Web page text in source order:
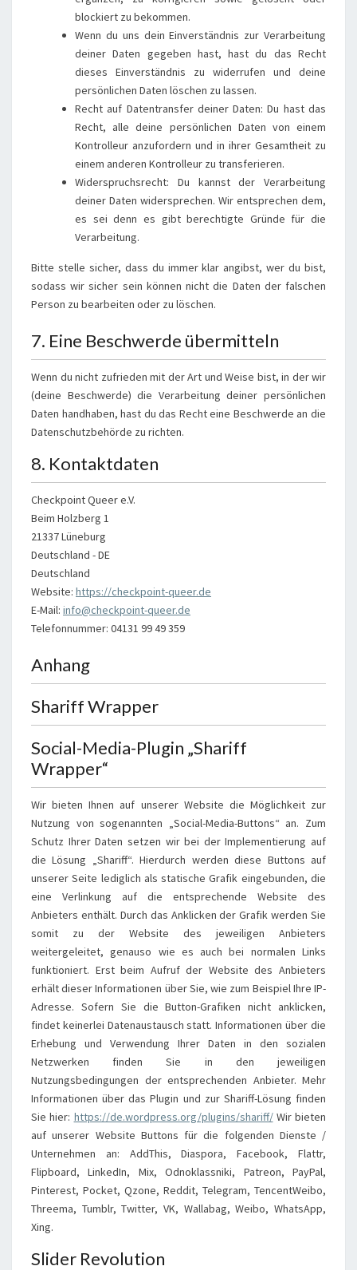
blockiert zu bekommen.
Wenn du uns dein Einverständnis zur Verarbeitung
deiner Daten gegeben hast, hast du das Recht
dieses Einverständnis zu widerrufen und deine
persönlichen Daten löschen zu lassen.
Recht auf Datentransfer deiner Daten: Du hast das
Recht, alle deine persönlichen Daten von einem
Kontrolleur anzufordern und in ihrer Gesamtheit zu
einem anderen Kontrolleur zu transferieren.
Widerspruchsrecht: Du kannst der Verarbeitung
deiner Daten widersprechen. Wir entsprechen dem,
es sei denn es gibt berechtigte Gründe für die
Verarbeitung.
Bitte stelle sicher, dass du immer klar angibst, wer du bist,
sodass wir sicher sein können nicht die Daten der falschen
Person zu bearbeiten oder zu löschen.
7. Eine Beschwerde übermitteln
Wenn du nicht zufrieden mit der Art und Weise bist, in der wir
(deine Beschwerde) die Verarbeitung deiner persönlichen
Daten handhaben, hast du das Recht eine Beschwerde an die
Datenschutzbehörde zu richten.
8. Kontaktdaten
Checkpoint Queer e.V.
Beim Holzberg 1
21337 Lüneburg
Deutschland - DE
Deutschland
Website: https://checkpoint-queer.de
E-Mail: info@checkpoint-queer.de
Telefonnummer: 04131 99 49 359
Anhang
Shariff Wrapper
Social-Media-Plugin „Shariff
Wrapper“
Wir bieten Ihnen auf unserer Website die Möglichkeit zur
Nutzung von sogenannten „Social-Media-Buttons“ an. Zum
Schutz Ihrer Daten setzen wir bei der Implementierung auf
die Lösung „Shariff“. Hierdurch werden diese Buttons auf
unserer Seite lediglich als statische Grafik eingebunden, die
eine Verlinkung auf die entsprechende Website des
Anbieters enthält. Durch das Anklicken der Grafik werden Sie
somit zu der Website des jeweiligen Anbieters
weitergeleitet, genauso wie es auch bei normalen Links
funktioniert. Erst beim Aufruf der Website des Anbieters
erhält dieser Informationen über Sie, wie zum Beispiel Ihre IP-
Adresse. Sofern Sie die Button-Grafiken nicht anklicken,
findet keinerlei Datenaustausch statt. Informationen über die
Erhebung und Verwendung Ihrer Daten in den sozialen
Netzwerken finden Sie in den jeweiligen
Nutzungsbedingungen der entsprechenden Anbieter. Mehr
Informationen über das Plugin und zur Shariff-Lösung finden
Sie hier: https://de.wordpress.org/plugins/shariff/Wir bieten
auf unserer Website Buttons für die folgenden Dienste /
Unternehmen an: AddThis, Diaspora, Facebook, Flattr,
Flipboard, LinkedIn, Mix, Odnoklassniki, Patreon, PayPal,
Pinterest, Pocket, Qzone, Reddit, Telegram, TencentWeibo,
Threema, Tumblr, Twitter, VK, Wallabag, Weibo, WhatsApp,
Xing.
Slider Revolution